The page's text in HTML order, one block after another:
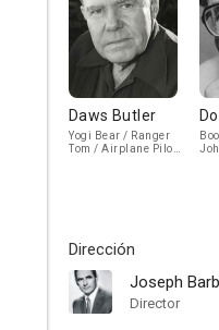
Daws Butler
Yogi Bear / Ranger
Tom / Airplane Pilot
Dirección
Joseph
Director